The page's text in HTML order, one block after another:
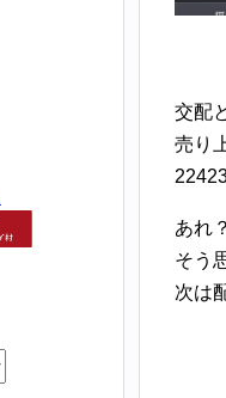
交配
売り
あれ
そう
次は